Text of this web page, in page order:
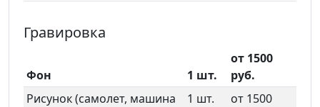
Гравировка
Фон 1 шт.
от 1500
руб.
Рисунок (самолет, машина
1 шт.
от 1500